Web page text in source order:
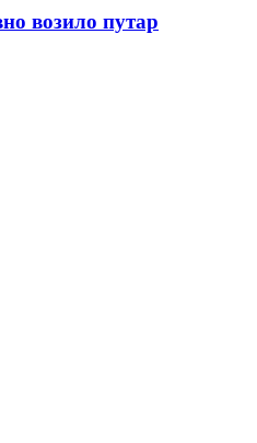
возило путар